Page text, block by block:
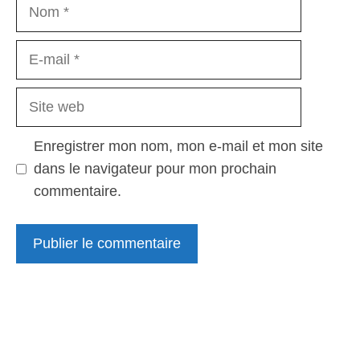
Nom
Site
Enregistrer mon nom, mon e-mail et mon site
dans le navigateur pour mon prochain
commentaire.